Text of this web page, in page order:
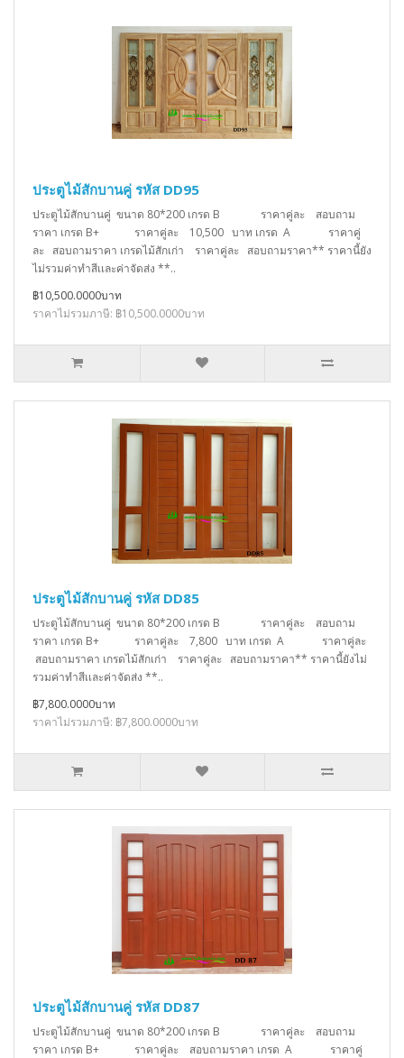
ประตูไม้สักบานคู่ รหัส DD95
ประตูไม้สักบานคู่ ขนาด 80*200 เกรด B ราคาคู่ละ สอบถาม
ราคา เกรด B+ ราคาคู่ละ 10,500 บาท เกรด A ราคาคู่
ละ สอบถามราคา เกรดไม้สักเก่า ราคาคู่ละ สอบถามราคา** ราคานี้ยัง
ไม่รวมค่าทำสีเเละค่าจัดส่ง **..
฿10,500.0000บาท
ราคาไม่รวมภาษี: ฿10,500.0000บาท
ประตูไม้สักบานคู่ รหัส DD85
ประตูไม้สักบานคู่ ขนาด 80*200 เกรด B ราคาคู่ละ สอบถาม
ราคา เกรด B+ ราคาคู่ละ 7,800 บาท เกรด A ราคาคู่ละ
สอบถามราคา เกรดไม้สักเก่า ราคาคู่ละ สอบถามราคา** ราคานี้ยังไม่
รวมค่าทำสีเเละค่าจัดส่ง **..
฿7,800.0000บาท
ราคาไม่รวมภาษี: ฿7,800.0000บาท
ประตูไม้สักบานคู่ รหัส DD87
ประตูไม้สักบานคู่ ขนาด 80*200 เกรด B ราคาคู่ละ สอบถาม
ราคา เกรด B+ ราคาคู่ละ สอบถามราคา เกรด A ราคาคู่